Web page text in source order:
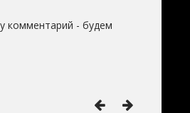
комментарий - будем